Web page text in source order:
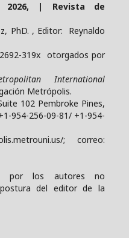
2026, | Revista de
PhD. , Editor: Reynaldo
319x otorgados por
International
Metrópolis.
102 Pembroke Pines,
954-256-09-81/ +1-954-
; correo:
por los autores no
del editor de la